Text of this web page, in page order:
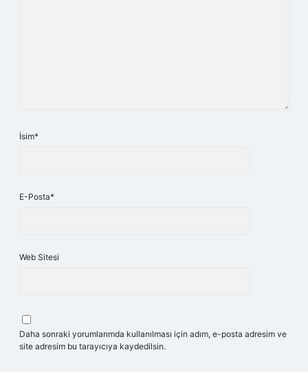
İsim*
E-Posta*
Web Sitesi
Daha sonraki yorumlarımda kullanılması için adım, e-posta adresim ve
site adresim bu tarayıcıya kaydedilsin.